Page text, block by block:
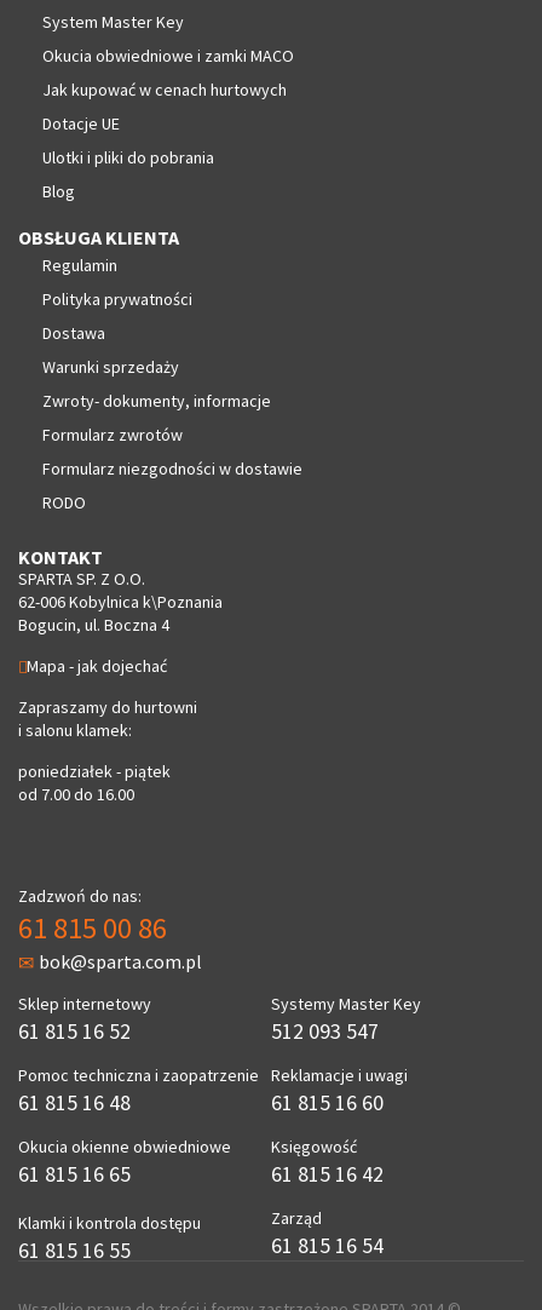
System Master Key
Okucia obwiedniowe i zamki MACO
Jak kupować w cenach hurtowych
Dotacje UE
Ulotki i pliki do pobrania
Blog
OBSŁUGA KLIENTA
Regulamin
Polityka prywatności
Dostawa
Warunki sprzedaży
Zwroty- dokumenty, informacje
Formularz zwrotów
Formularz niezgodności w dostawie
RODO
KONTAKT
SPARTA SP. Z O.O.
62-006 Kobylnica k\Poznania
Bogucin, ul. Boczna 4
Mapa - jak dojechać
Zapraszamy do hurtowni
i salonu klamek:
poniedziałek - piątek
od 7.00 do 16.00
Zadzwoń do nas:
61 815 00 86
bok@sparta.com.pl
Sklep internetowy
61 815 16 52
Pomoc techniczna i zaopatrzenie
61 815 16 48
Okucia okienne obwiedniowe
61 815 16 65
Klamki i kontrola dostępu
61 815 16 55
Systemy Master Key
512 093 547
Reklamacje i uwagi
61 815 16 60
Księgowość
61 815 16 42
Zarząd
61 815 16 54